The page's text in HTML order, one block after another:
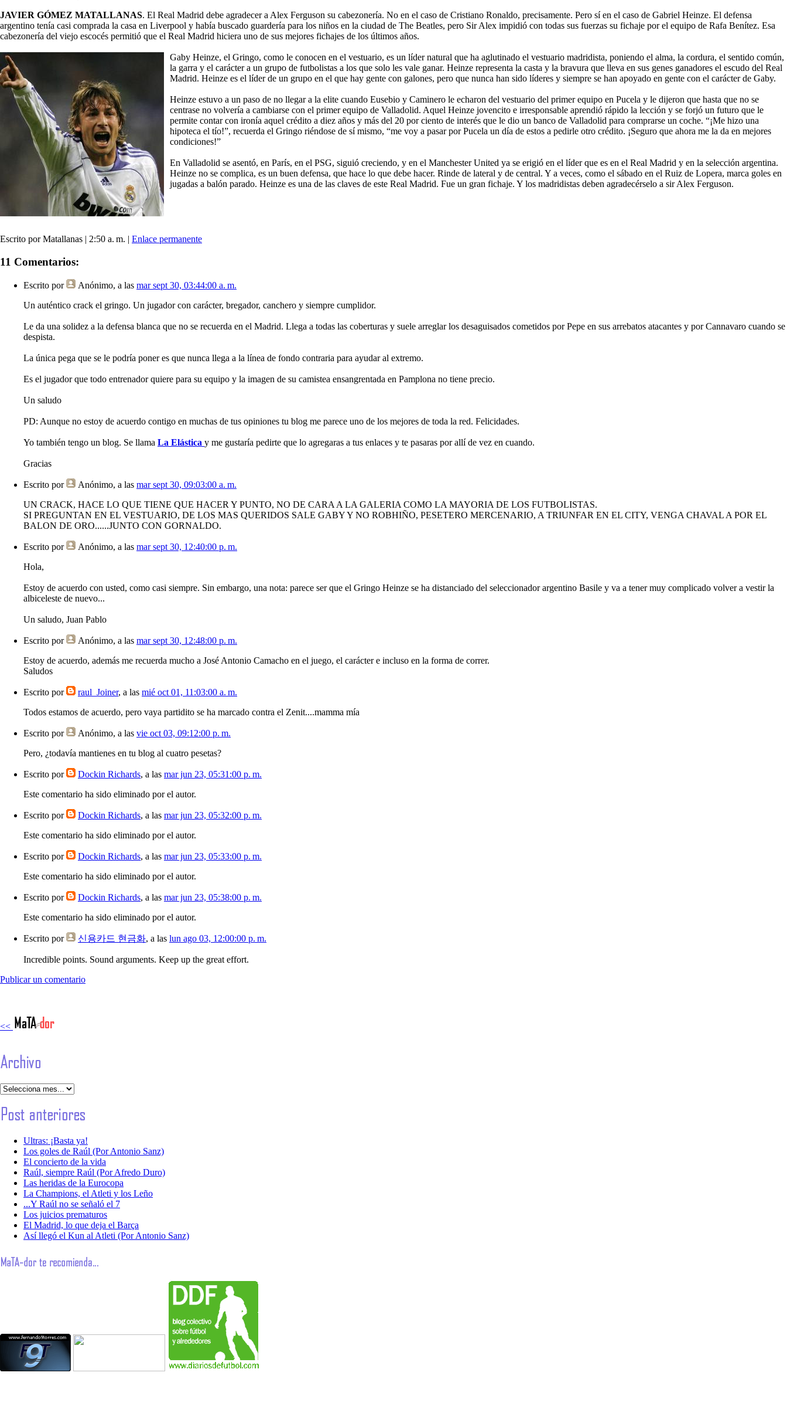
JAVIER GÓMEZ MATALLANAS. El Real Madrid debe agradecer a Alex Ferguson su cabezonería. No en el caso de Cristiano Ronaldo, precisamente. Pero sí en el caso de Gabriel Heinze. El defensa
argentino tenía casi comprada la casa en Liverpool y había buscado guardería para los niños en la ciudad de The Beatles, pero Sir Alex impidió con todas sus fuerzas su fichaje por el equipo de Rafa Benítez. Esa
cabezonería del viejo escocés permitió que el Real Madrid hiciera uno de sus mejores fichajes de los últimos años.
Gaby Heinze, el Gringo, como le conocen en el vestuario, es un líder natural que ha aglutinado el vestuario madridista, poniendo el alma, la cordura, el sentido común,
la garra y el carácter a un grupo de futbolistas a los que solo les vale ganar. Heinze representa la casta y la bravura que lleva en sus genes ganadores el escudo del Real
Madrid. Heinze es el líder de un grupo en el que hay gente con galones, pero que nunca han sido líderes y siempre se han apoyado en gente con el carácter de Gaby.
Heinze estuvo a un paso de no llegar a la elite cuando Eusebio y Caminero le echaron del vestuario del primer equipo en Pucela y le dijeron que hasta que no se
centrase no volvería a cambiarse con el primer equipo de Valladolid. Aquel Heinze jovencito e irresponsable aprendió rápido la lección y se forjó un futuro que le
permite contar con ironía aquel crédito a diez años y más del 20 por ciento de interés que le dio un banco de Valladolid para comprarse un coche. “¡Me hizo una
hipoteca el tío!”, recuerda el Gringo riéndose de sí mismo, “me voy a pasar por Pucela un día de estos a pedirle otro crédito. ¡Seguro que ahora me la da en mejores
condiciones!”
En Valladolid se asentó, en París, en el PSG, siguió creciendo, y en el Manchester United ya se erigió en el líder que es en el Real Madrid y en la selección argentina.
Heinze no se complica, es un buen defensa, que hace lo que debe hacer. Rinde de lateral y de central. Y a veces, como el sábado en el Ruiz de Lopera, marca goles en
jugadas a balón parado. Heinze es una de las claves de este Real Madrid. Fue un gran fichaje. Y los madridistas deben agradecérselo a sir Alex Ferguson.
Escrito por Matallanas | 2:50 a. m. | Enlace permanente
11 Comentarios:
Escrito por Anónimo, a las mar sept 30, 03:44:00 a. m.
Un auténtico crack el gringo. Un jugador con carácter, bregador, canchero y siempre cumplidor.
Le da una solidez a la defensa blanca que no se recuerda en el Madrid. Llega a todas las coberturas y suele arreglar los desaguisados cometidos por Pepe en sus arrebatos atacantes y por Cannavaro cuando se
despista.
La única pega que se le podría poner es que nunca llega a la línea de fondo contraria para ayudar al extremo.
Es el jugador que todo entrenador quiere para su equipo y la imagen de su camistea ensangrentada en Pamplona no tiene precio.
Un saludo
PD: Aunque no estoy de acuerdo contigo en muchas de tus opiniones tu blog me parece uno de los mejores de toda la red. Felicidades.
Yo también tengo un blog. Se llama La Elástica y me gustaría pedirte que lo agregaras a tus enlaces y te pasaras por allí de vez en cuando.
Gracias
Escrito por Anónimo, a las mar sept 30, 09:03:00 a. m.
UN CRACK, HACE LO QUE TIENE QUE HACER Y PUNTO, NO DE CARA A LA GALERIA COMO LA MAYORIA DE LOS FUTBOLISTAS.
SI PREGUNTAN EN EL VESTUARIO, DE LOS MAS QUERIDOS SALE GABY Y NO ROBHIÑO, PESETERO MERCENARIO, A TRIUNFAR EN EL CITY, VENGA CHAVAL A POR EL
BALON DE ORO......JUNTO CON GORNALDO.
Escrito por Anónimo, a las mar sept 30, 12:40:00 p. m.
Hola,
Estoy de acuerdo con usted, como casi siempre. Sin embargo, una nota: parece ser que el Gringo Heinze se ha distanciado del seleccionador argentino Basile y va a tener muy complicado volver a vestir la
albiceleste de nuevo...
Un saludo, Juan Pablo
Escrito por Anónimo, a las mar sept 30, 12:48:00 p. m.
Estoy de acuerdo, además me recuerda mucho a José Antonio Camacho en el juego, el carácter e incluso en la forma de correr.
Saludos
Escrito por raul_Joiner, a las mié oct 01, 11:03:00 a. m.
Todos estamos de acuerdo, pero vaya partidito se ha marcado contra el Zenit....mamma mía
Escrito por Anónimo, a las vie oct 03, 09:12:00 p. m.
Pero, ¿todavía mantienes en tu blog al cuatro pesetas?
Escrito por Dockin Richards, a las mar jun 23, 05:31:00 p. m.
Este comentario ha sido eliminado por el autor.
Escrito por Dockin Richards, a las mar jun 23, 05:32:00 p. m.
Este comentario ha sido eliminado por el autor.
Escrito por Dockin Richards, a las mar jun 23, 05:33:00 p. m.
Este comentario ha sido eliminado por el autor.
Escrito por Dockin Richards, a las mar jun 23, 05:38:00 p. m.
Este comentario ha sido eliminado por el autor.
Escrito por 신용카드 현금화, a las lun ago 03, 12:00:00 p. m.
Incredible points. Sound arguments. Keep up the great effort.
Publicar un comentario
<<
Ultras: ¡Basta ya!
Los goles de Raúl (Por Antonio Sanz)
El concierto de la vida
Raúl, siempre Raúl (Por Afredo Duro)
Las heridas de la Eurocopa
La Champions, el Atleti y los Leño
...Y Raúl no se señaló el 7
Los juicios prematuros
El Madrid, lo que deja el Barça
Así llegó el Kun al Atleti (Por Antonio Sanz)